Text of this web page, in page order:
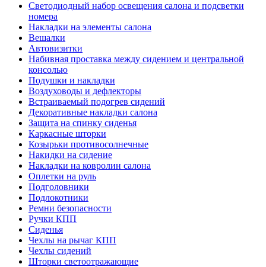
Светодиодный набор освещения салона и подсветки
номера
Накладки на элементы салона
Вешалки
Автовизитки
Набивная проставка между сидением и центральной
консолью
Подушки и накладки
Воздуховоды и дефлекторы
Встраиваемый подогрев сидений
Декоративные накладки салона
Защита на спинку сиденья
Каркасные шторки
Козырьки противосолнечные
Накидки на сидение
Накладки на ковролин салона
Оплетки на руль
Подголовники
Подлокотники
Ремни безопасности
Ручки КПП
Сиденья
Чехлы на рычаг КПП
Чехлы сидений
Шторки светоотражающие